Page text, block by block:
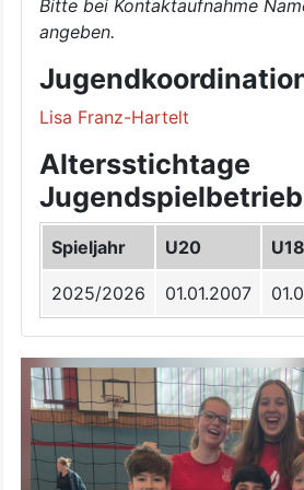
Bitte bei Kontaktaufnahme
angeben.
Lisa Franz-Hartelt
Altersstichtage
Jugendspielbetrieb
Spieljahr U20 U18
2025/2026 01.01.2007